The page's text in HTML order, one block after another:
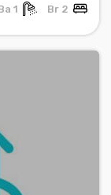
2 Br
1 Ba